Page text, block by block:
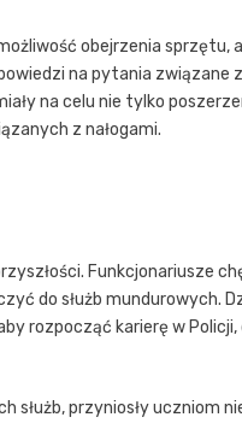
obejrzenia sprzętu,
na pytania związane
na celu nie tylko
z nałogami.
Funkcjonariusze
do służb mundurowych.
rozpocząć karierę w Policji,
służb, przyniosły uczniom